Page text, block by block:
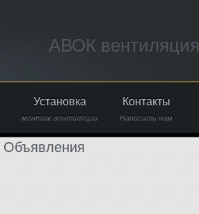
АВОК вентиляция
Установка
монтаж вентиляции
Контакты
Написать нам
Объявления